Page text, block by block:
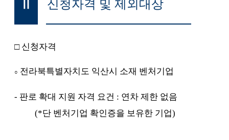
신청자격 및 제외대상
□ 신청자격
○ 전라북특별자치도 익산시 소재 벤처기업
- 판로 확대 지원 자격 요건 : 연차 제한 없음
(*단 벤처기업 확인증을 보유한 기업)